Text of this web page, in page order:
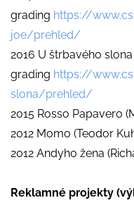
grading https://
joe/prehled/
2016 U štrbavého
grading https://
slona/prehled/
2015 Rosso Papavero
2012 Momo (Teodor
2012 Andyho žena
Reklamné projekty